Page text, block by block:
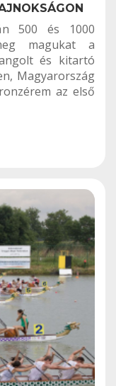
500 és 1000
magukat a
és kitartó
Magyarország
az első